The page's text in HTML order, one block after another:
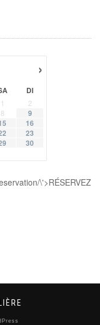
›
DI
1
2
8
9
16
23
30
\'>RÉSERVEZ